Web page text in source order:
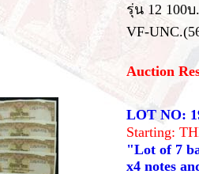
รุ่น 12 100
VF-
Auction
LOT NO:
Starting:
"Lot of 7
x4 notes